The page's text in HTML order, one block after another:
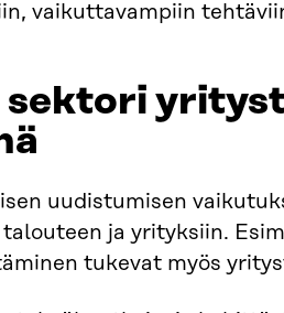
vaikuttavampiin
sektori
uudistumisen
ja yrityksiin.
tukevat myös